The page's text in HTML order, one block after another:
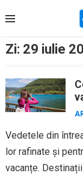
to
Zi: 29 iulie
Vedetele din
lor rafinate și
vacanțe.